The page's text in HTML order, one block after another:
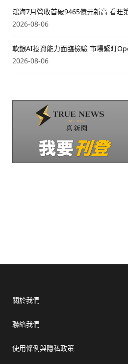
鴻海7月營收首破9465億元新高 看旺
2026-08-06
軟銀AI投資能力面臨檢驗 市場緊盯
2026-08-06
關於我們
聯絡我們
使用條例與隱私政策